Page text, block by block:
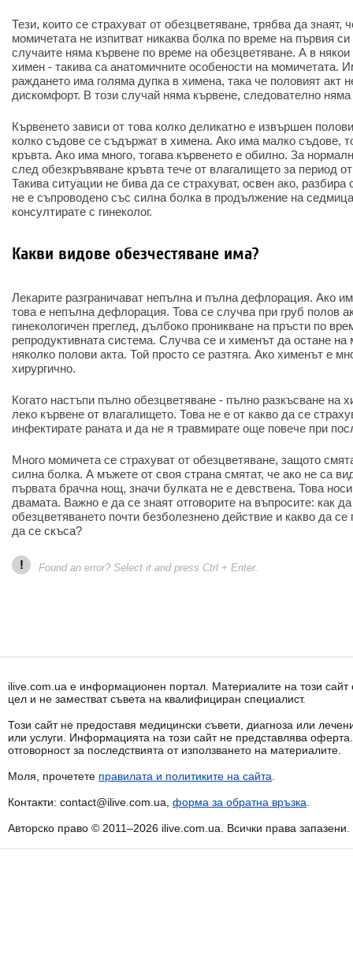
Тези, които се страхуват от обезцветяване, трябва да знаят,
момичетата не изпитват никаква болка по време на първия
случаите няма кървене по време на обезцветяване. А в
химен - такива са анатомичните особености на момичетата.
раждането има голяма дупка в химена, така че половият акт
дискомфорт. В този случай няма кървене, следователно няма
Кървенето зависи от това колко деликатно е извършен
колко съдове се съдържат в химена. Ако има малко съдове,
кръвта. Ако има много, тогава кървенето е обилно. За
след обезкръвяване кръвта тече от влагалището за период
Такива ситуации не бива да се страхуват, освен ако,
не е съпроводено със силна болка в продължение на
консултирате с гинеколог.
Какви видове обезчестяване има?
Лекарите разграничават непълна и пълна дефлорация. Ако
това е непълна дефлорация. Това се случва при груб полов
гинекологичен преглед, дълбоко проникване на пръсти по
репродуктивната система. Случва се и хименът да остане на
няколко полови акта. Той просто се разтяга. Ако хименът е
хирургично.
Когато настъпи пълно обезцветяване - пълно разкъсване на
леко кървене от влагалището. Това не е от какво да се
инфектирате раната и да не я травмирате още повече при
Много момичета се страхуват от обезцветяване, защото
силна болка. А мъжете от своя страна смятат, че ако не са
първата брачна нощ, значи булката не е девствена. Това
двамата. Важно е да се знаят отговорите на въпросите: как
обезцветяването почти безболезнено действие и какво да
да се скъса?
! Found an error? Select it and press Ctrl + Enter.
ilive.com.ua е информационен портал. Материалите на този
цел и не заместват съвета на квалифициран специалист.
Този сайт не предоставя медицински съвети, диагноза или
или услуги. Информацията на този сайт не представлява
отговорност за последствията от използването на материалите.
Моля, прочетете правилата и политиките на сайта
Контакти: contact@ilive.com.ua, форма за обратна връзка
Авторско право © 2011–2026 ilive.com.ua. Всички права запазени.